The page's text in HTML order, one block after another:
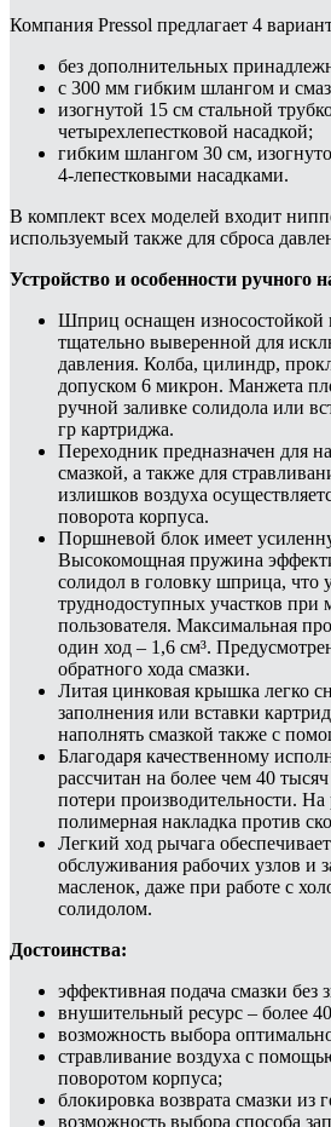
Компания Pressol предлагает 4
без дополнительных
с 300 мм гибким шлангом и
изогнутой 15 см стальной
четырехлепестковой насадкой;
гибким шлангом 30 см,
4-лепестковыми насадками.
В комплект всех моделей входит
используемый также для сброса
Устройство и особенности ручного
Шприц оснащен износостойкой
тщательно выверенной для
давления. Колба, цилиндр,
допуском 6 микрон. Манжета
ручной заливке солидола или
гр картриджа.
Переходник предназначен для
смазкой, а также для
излишков воздуха
поворота корпуса.
Поршневой блок имеет
Высокомощная пружина
солидол в головку шприца, что
труднодоступных участков
пользователя. Максимальная
один ход – 1,6 см³.
обратного хода смазки.
Литая цинковая крышка легко
заполнения или вставки
наполнять смазкой также с
Благодаря качественному
рассчитан на более чем 40
потери производительности. На
полимерная накладка против
Легкий ход рычага
обслуживания рабочих узлов и
масленок, даже при работе с
солидолом.
Достоинства:
эффективная подача смазки без
внушительный ресурс – более
возможность выбора
стравливание воздуха с
поворотом корпуса;
блокировка возврата смазки из
возможность выбора способа